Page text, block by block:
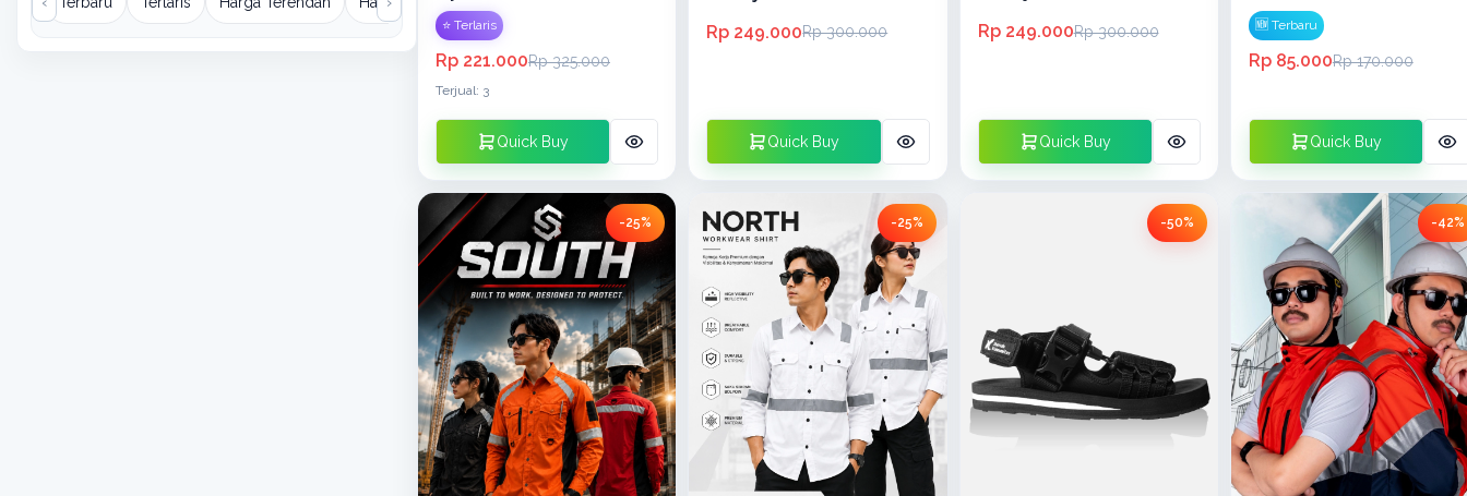
Bawahan › Sandal ⭐ Terlaris
Rp 221.000Rp 325.000
Terjual: 3
Quick Buy
Rp 249.000Rp 300.000
Quick Buy
Rp 249.000Rp 300.000
Quick Buy
🆕 Terbaru
Rp 85.000Rp 170.000
Quick Buy
-25% -25% -50% -42%